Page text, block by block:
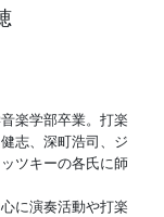
楽学部卒業。打楽
志、深町浩司、ジ
ツキーの各氏に師
に演奏活動や打楽